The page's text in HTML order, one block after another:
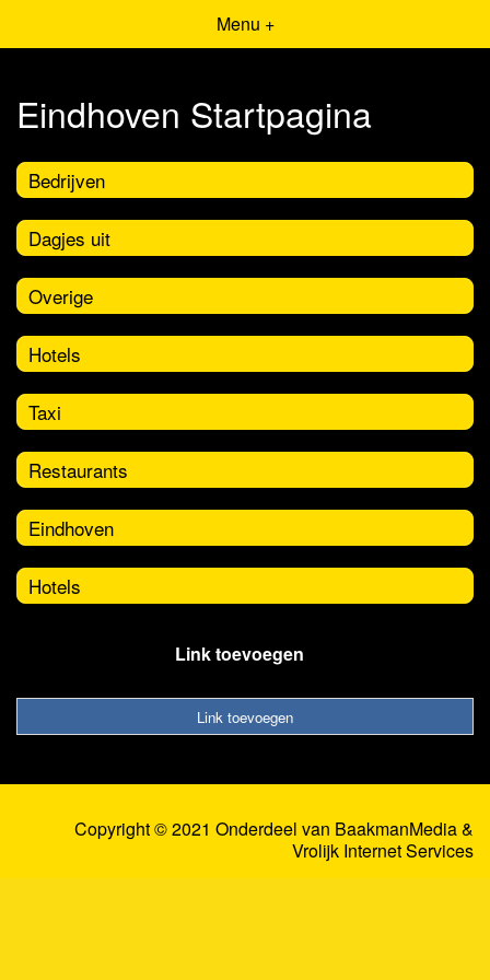
Menu +
Eindhoven Startpagina
Bedrijven
Dagjes uit
Overige
Hotels
Taxi
Restaurants
Eindhoven
Hotels
Link toevoegen
Link toevoegen
Copyright © 2021 Onderdeel van BaakmanMedia&
Vrolijk Internet Services